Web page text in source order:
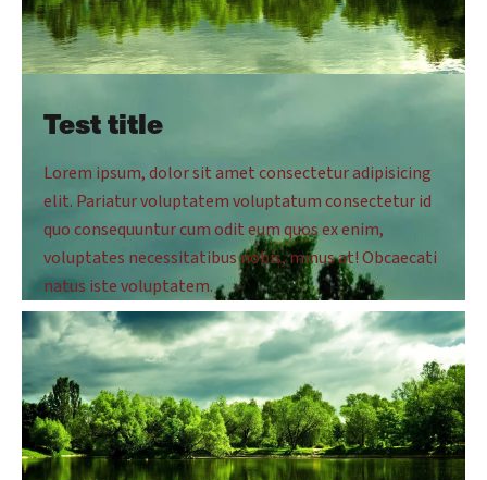
Test title
Lorem ipsum, dolor sit amet consectetur adipisicing
elit. Pariatur voluptatem voluptatum consectetur id
quo consequuntur cum odit eum quos ex enim,
voluptates necessitatibus nobis, minus at! Obcaecati
natus iste voluptatem.